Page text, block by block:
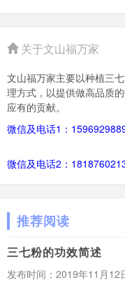
关于文山福万家
文山福万家主要以种植三
理方式，以提供做高品质
应有的贡献。
微信及电话1：
微信及电话2：
推荐阅读
三七粉的功效简述
发布时间：2019年11月12